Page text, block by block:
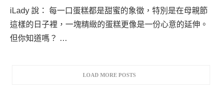
iLady 說： 每一口蛋糕都是甜蜜的象徵，特別是在母親節
這樣的日子裡，一塊精緻的蛋糕更像是一份心意的延伸。
但你知道嗎？ …
LOAD MORE POSTS